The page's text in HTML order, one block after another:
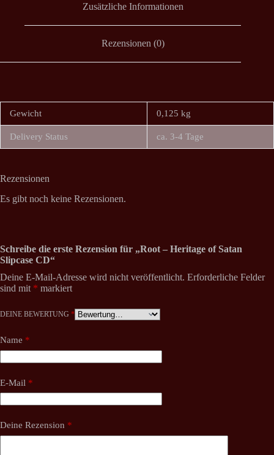
Zusätzliche Informationen
Rezensionen (0)
Gewicht 0,125 kg
Delivery Status ca. 3-4 Tage
Rezensionen
Es gibt noch keine Rezensionen.
Schreibe die erste Rezension für „Root – Heritage of Satan
Slipcase CD“
Deine E-Mail-Adresse wird nicht veröffentlicht. Erforderliche Felder
sind mit * markiert
DEINE BEWERTUNG *
Name *
E-Mail *
Deine Rezension *